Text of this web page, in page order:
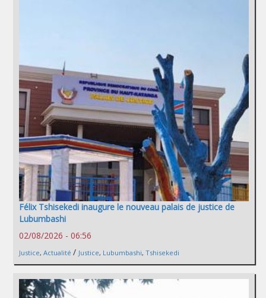
Félix Tshisekedi inaugure le nouveau palais de justice de
Lubumbashi
02/08/2026 - 06:56
Justice, Actualité / Justice, Lubumbashi, Tshisekedi